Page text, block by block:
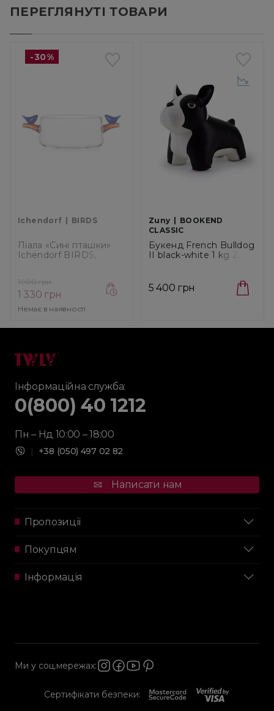
ПЕРЕГЛЯНУТІ ТОВАРИ
-30%
Ichendorf BIRDS
Піала «Сині пташки»
Ichendorf BIRDS,
1 900 грн
1 330 грн
Немає в наявності
Zuny
BOOKEND
CLASSIC
Букенд French Bulldog
II black-white 1 kg Zuny
5 400 грн
Інформаційна служба:
0(800) 40 1212
Пн – Нд 10:00 – 18:00
| +38 (050) 497 02 82
Написати нам
Пропозиції
Покупцям
Інформація
Сертифікати безпеки:
Ми у соц.мережах: